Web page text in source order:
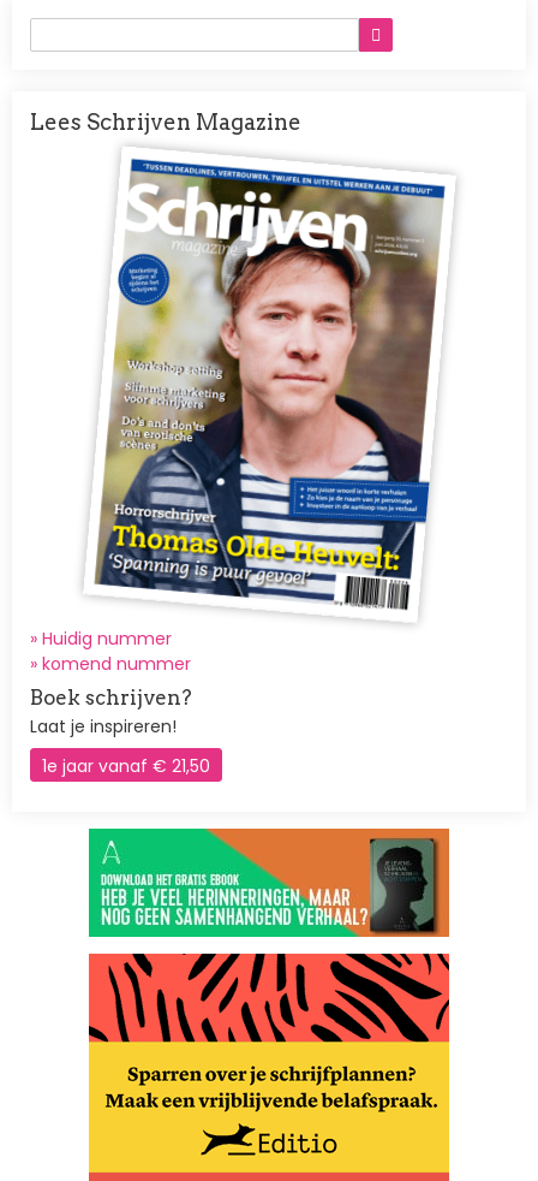
Lees Schrijven Magazine
Afbeelding
» Huidig nummer
» komend nummer
Boek schrijven?
Laat je inspireren!
1e jaar vanaf € 21,50